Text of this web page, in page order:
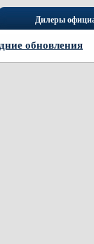
Дилеры
обновления